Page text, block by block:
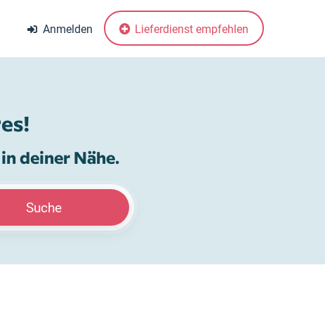
Anmelden Lieferdienst empfehlen
deiner Nähe.
Suche